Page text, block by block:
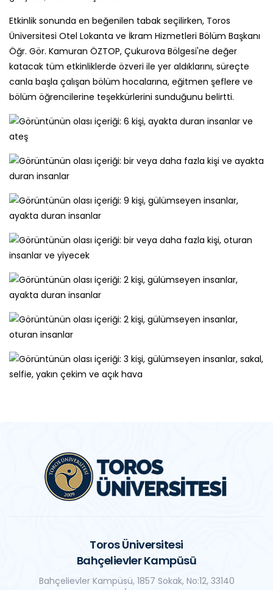
Etkinlik sonunda en beğenilen tabak seçilirken, Toros
Üniversitesi Otel Lokanta ve İkram Hizmetleri Bölüm Başkanı
Öğr. Gör. Kamuran ÖZTOP, Çukurova Bölgesi'ne değer
katacak tüm etkinliklerde özveri ile yer aldıklarını, süreçte
canla başla çalışan bölüm hocalarına, eğitmen şeflere ve
bölüm öğrencilerine teşekkürlerini sunduğunu belirtti.
Toros Üniversitesi
Bahçelievler Kampüsü
Bahçelievler Kampüsü, 1857 Sokak, No:12, 33140